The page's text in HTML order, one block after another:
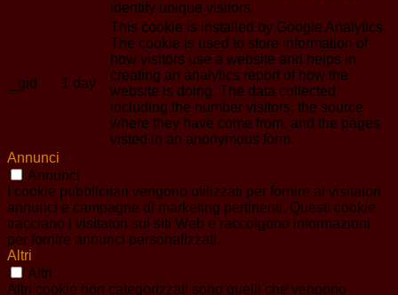
identify unique visitors.
_gid 1 day
This cookie is installed by Google Analytics.
The cookie is used to store information of
how visitors use a website and helps in
creating an analytics report of how the
website is doing. The data collected
including the number visitors, the source
where they have come from, and the pages
visted in an anonymous form.
Annunci
Annunci
I cookie pubblicitari vengono utilizzati per fornire ai visitatori
annunci e campagne di marketing pertinenti. Questi cookie
tracciano i visitatori sui siti Web e raccolgono informazioni
per fornire annunci personalizzati.
Altri
Altri
Altri cookie non categorizzati sono quelli che vengono